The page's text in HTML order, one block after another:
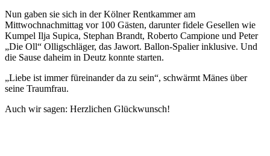
Nun gaben sie sich in der Kölner Rentkammer am
Mittwochnachmittag vor 100 Gästen, darunter fidele Gesellen wie
Kumpel Ilja Supica, Stephan Brandt, Roberto Campione und Peter
„Die Oll“ Olligschläger, das Jawort. Ballon-Spalier inklusive. Und
die Sause daheim in Deutz konnte starten.
„Liebe ist immer füreinander da zu sein“, schwärmt Mänes über
seine Traumfrau.
Auch wir sagen: Herzlichen Glückwunsch!